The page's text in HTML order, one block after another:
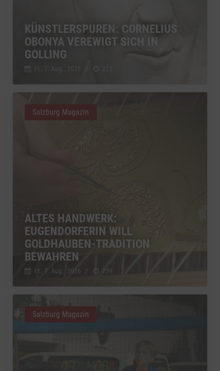
KÜNSTLERSPUREN: CORNELIUS
OBONYA VEREWIGT SICH IN
GOLLING
ALTES HANDWERK:
EUGENDORFERIN WILL
GOLDHAUBEN-TRADITION
BEWAHREN
Fr., 7. Aug.. 2026 // 259
Salzburg Magazin
Salzburg Magazin